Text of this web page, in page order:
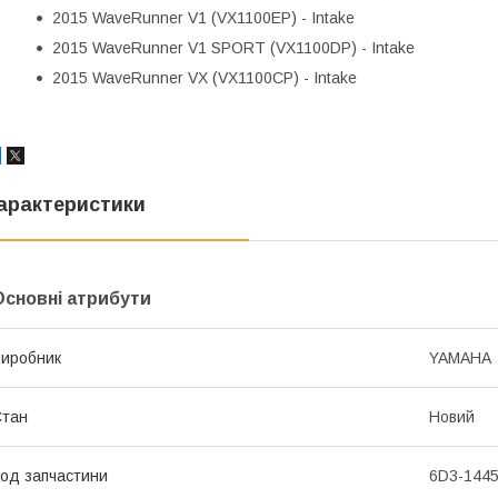
2015 WaveRunner V1 (VX1100EP) - Intake
2015 WaveRunner V1 SPORT (VX1100DP) - Intake
2015 WaveRunner VX (VX1100CP) - Intake
атрибути
YAMAHA
Новий
запчастини 6D3-